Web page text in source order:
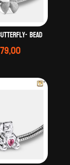
Bead